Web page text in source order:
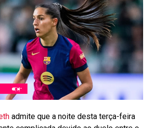
admite que a noite desta terça-feira